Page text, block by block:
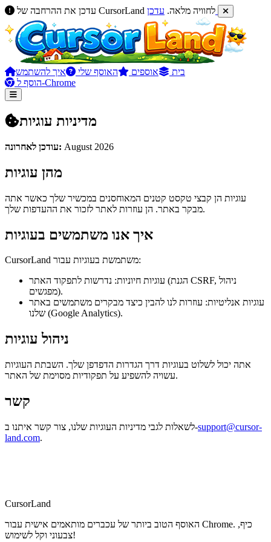
עדכן את ההרחבה של CursorLand לחוויה מלאה.
בית אוספים האוסף שלי
איך להשתמש
הוסף ל-Chrome
מדיניות עוגיות
עודכן לאחרונה: August 2026
מהן עוגיות
עוגיות הן קבצי טקסט קטנים המאוחסנים במכשיר שלך כאשר אתה
מבקר באתר. הן עוזרות לאתר לזכור את ההעדפות שלך.
איך אנו משתמשים בעוגיות
CursorLand משתמשת בעוגיות עבור:
עוגיות חיוניות: נדרשות לתפקוד האתר (הגנת CSRF, ניהול
מפגשים).
עוגיות אנליטיות: עוזרות לנו להבין כיצד מבקרים משתמשים באתר
שלנו (Google Analytics).
ניהול עוגיות
אתה יכול לשלוט בעוגיות דרך הגדרות הדפדפן שלך. השבתת העוגיות
עשויה להשפיע על תפקודיות מסוימת של האתר.
קשר
לשאלות לגבי מדיניות העוגיות שלנו, צור קשר איתנו ב-support@cursor-
land.com.
CursorLand
האוסף הטוב ביותר של עכברים מותאמים אישית עבור Chrome. כיף,
צבעוני וקל לשימוש!